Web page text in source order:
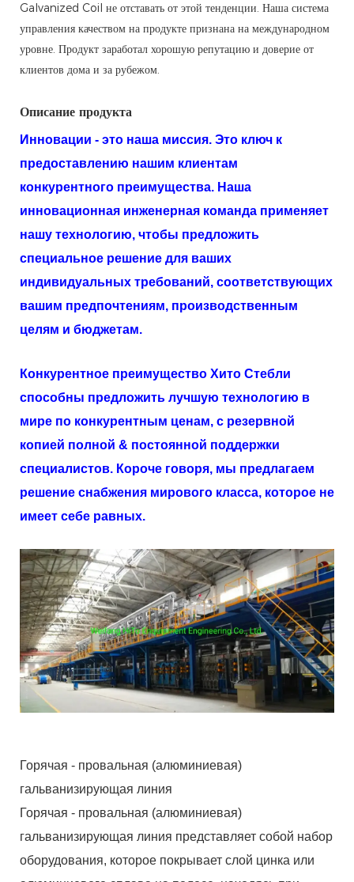
Galvanized Coil не отставать от этой тенденции. Наша система
управления качеством на продукте признана на международном
уровне. Продукт заработал хорошую репутацию и доверие от
клиентов дома и за рубежом.
Описание продукта
Инновации - это наша миссия. Это ключ к
предоставлению нашим клиентам
конкурентного преимущества. Наша
инновационная инженерная команда применяет
нашу технологию, чтобы предложить
специальное решение для ваших
индивидуальных требований, соответствующих
вашим предпочтениям, производственным
целям и бюджетам.
Конкурентное преимущество Хито Стебли
способны предложить лучшую технологию в
мире по конкурентным ценам, с резервной
копией полной & постоянной поддержки
специалистов. Короче говоря, мы предлагаем
решение снабжения мирового класса, которое не
имеет себе равных.
Горячая - провальная (алюминиевая)
гальванизирующая линия
Горячая - провальная (алюминиевая)
гальванизирующая линия представляет собой набор
оборудования, которое покрывает слой цинка или